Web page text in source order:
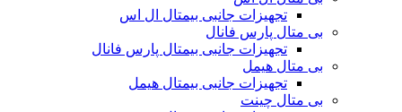
تجهیزات جانبی بیمتال ال اس
بی متال پارس فانال
تجهیزات جانبی بیمتال پارس فانال
بی متال هیمل
تجهیزات جانبی بیمتال هیمل
بی متال چینت